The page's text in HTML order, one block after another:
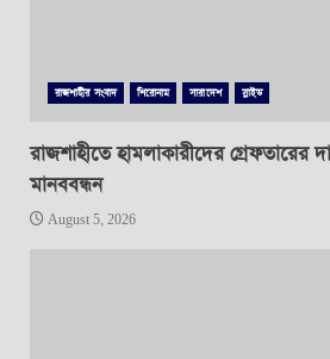
রাজশাহীর সংবাদ শিরোনাম সারাদেশ স্লাইড
রাজশাহীতে হামলাকারীদের গ্রেফতারের
মানববন্ধন
August 5, 2026